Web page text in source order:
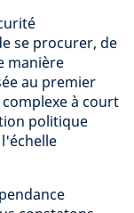
se procurer, de
manière
au premier
à court
politique